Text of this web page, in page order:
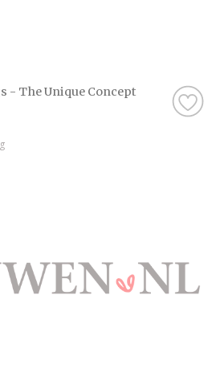
- The Unique Concept